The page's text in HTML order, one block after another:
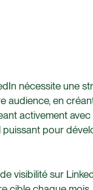
nécessite une
audience, en
activement
puissant pour
visibilité sur